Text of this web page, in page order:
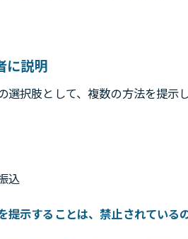
に説明
選択肢として、複数の方法を提示
込
提示することは、禁止されている